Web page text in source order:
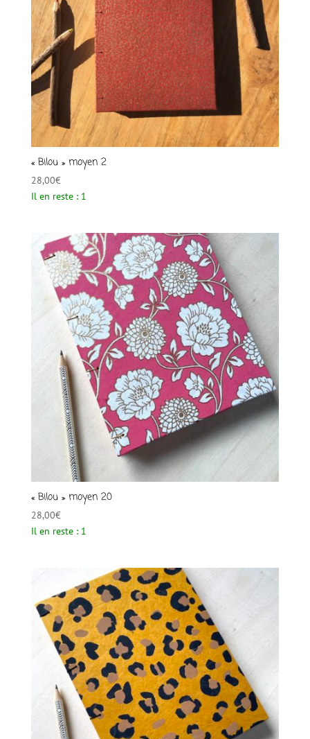
« Bilou » moyen 2
28,00€
Il en reste : 1
« Bilou » moyen 20
28,00€
Il en reste : 1